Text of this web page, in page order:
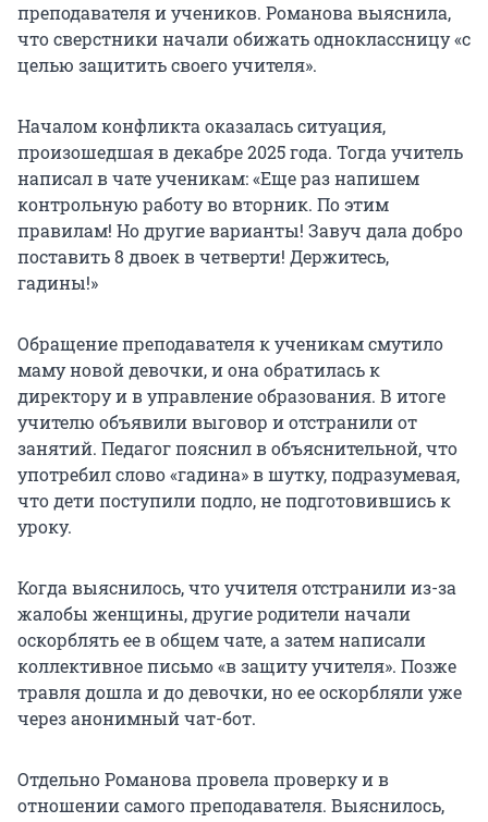
преподавателя и учеников. Романова выяснила,
что сверстники начали обижать одноклассницу «с
целью защитить своего учителя».
Началом конфликта оказалась ситуация,
произошедшая в декабре 2025 года. Тогда учитель
написал в чате ученикам: «Еще раз напишем
контрольную работу во вторник. По этим
правилам! Но другие варианты! Завуч дала добро
поставить 8 двоек в четверти! Держитесь,
гадины!»
Обращение преподавателя к ученикам смутило
маму новой девочки, и она обратилась к
директору и в управление образования. В итоге
учителю объявили выговор и отстранили от
занятий. Педагог пояснил в объяснительной, что
употребил слово «гадина» в шутку, подразумевая,
что дети поступили подло, не подготовившись к
уроку.
Когда выяснилось, что учителя отстранили из-за
жалобы женщины, другие родители начали
оскорблять ее в общем чате, а затем написали
коллективное письмо «в защиту учителя». Позже
травля дошла и до девочки, но ее оскорбляли уже
через анонимный чат-бот.
Отдельно Романова провела проверку и в
отношении самого преподавателя. Выяснилось,